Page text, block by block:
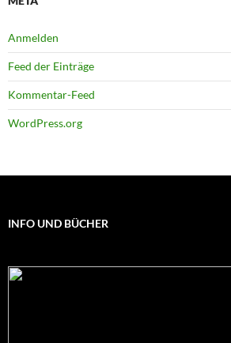
Anmelden
Feed der Einträge
Kommentar-Feed
WordPress.org
INFO UND BÜCHER